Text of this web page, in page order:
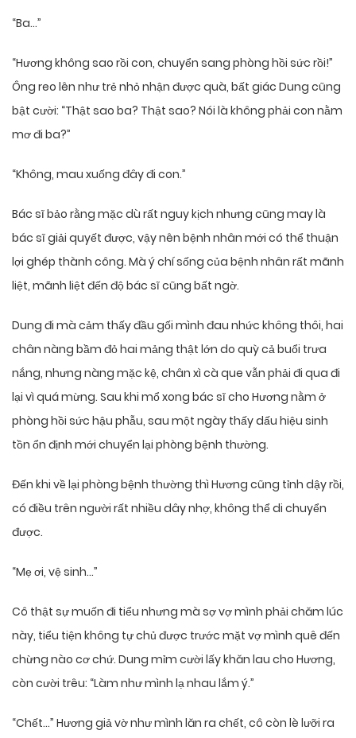
“Ba…”
“Hương không sao rồi con, chuyển sang phòng hồi sức rồi!”
Ông reo lên như trẻ nhỏ nhận được quà, bất giác Dung cũng
bật cười: “Thật sao ba? Thật sao? Nói là không phải con nằm
mơ đi ba?”
“Không, mau xuống đây đi con.”
Bác sĩ bảo rằng mặc dù rất nguy kịch nhưng cũng may là
bác sĩ giải quyết được, vậy nên bệnh nhân mới có thể thuận
lợi ghép thành công. Mà ý chí sống của bệnh nhân rất mãnh
liệt, mãnh liệt đến độ bác sĩ cũng bất ngờ.
Dung đi mà cảm thấy đầu gối mình đau nhức không thôi, hai
chân nàng bầm đỏ hai mảng thật lớn do quỳ cả buổi trưa
nắng, nhưng nàng mặc kệ, chân xì cà que vẫn phải đi qua đi
lại vì quá mừng. Sau khi mổ xong bác sĩ cho Hương nằm ở
phòng hồi sức hậu phẫu, sau một ngày thấy dấu hiệu sinh
tồn ổn định mới chuyển lại phòng bệnh thường.
Đến khi về lại phòng bệnh thường thì Hương cũng tỉnh dậy rồi,
có điều trên người rất nhiều dây nhợ, không thể di chuyển
được.
“Mẹ ơi, vệ sinh…”
Cô thật sự muốn đi tiểu nhưng mà sợ vợ mình phải chăm lúc
này, tiểu tiện không tự chủ được trước mặt vợ mình quê đến
chừng nào cơ chứ. Dung mỉm cười lấy khăn lau cho Hương,
còn cười trêu: “Làm như mình lạ nhau lắm ý.”
“Chết…” Hương giả vờ như mình lăn ra chết, cô còn lè lưỡi ra